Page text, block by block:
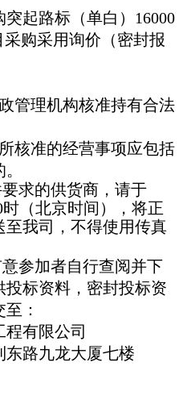
起路标（单白）16000
购采用询价（密封报
管理机构核准持有合法
核准的经营事项应包括
求的供货商，请于
时（北京时间），将正
我司，不得使用传真
参加者自行查阅并下
标资料，密封投标资
：
有限公司
东路九龙大厦七楼